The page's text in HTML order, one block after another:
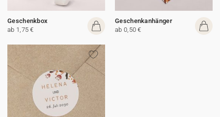
Geschenkbox
ab 1,75 €
Geschenkanhänger
ab 0,50 €